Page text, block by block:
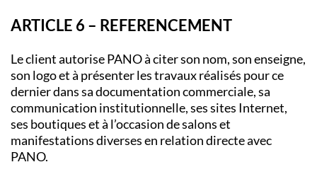
ARTICLE 6 – REFERENCEMENT
Le client autorise PANO à citer son nom, son enseigne,
son logo et à présenter les travaux réalisés pour ce
dernier dans sa documentation commerciale, sa
communication institutionnelle, ses sites Internet,
ses boutiques et à l’occasion de salons et
manifestations diverses en relation directe avec
PANO.